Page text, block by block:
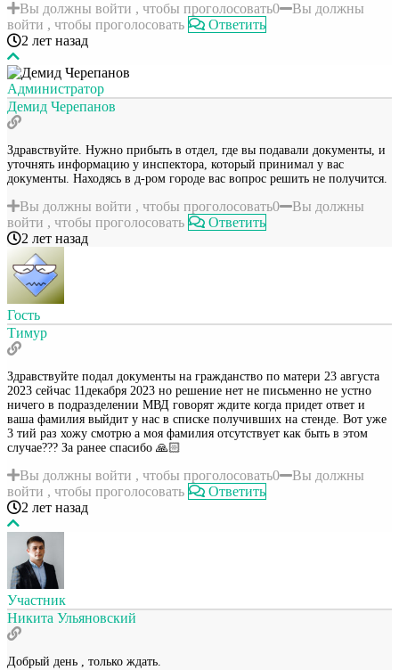
Вы должны войти , чтобы проголосовать0
Вы должны
войти , чтобы проголосовать
Ответить
2 лет назад
Администратор
Демид Черепанов
Здравствуйте. Нужно прибыть в отдел, где вы подавали документы, и
уточнять информацию у инспектора, который принимал у вас
документы. Находясь в д-ром городе вас вопрос решить не получится.
Вы должны войти , чтобы проголосовать0
Вы должны
войти , чтобы проголосовать
Ответить
2 лет назад
Гость
Тимур
Здравствуйте подал документы на гражданство по матери 23 августа
2023 сейчас 11декабря 2023 но решение нет не письменно не устно
ничего в подразделении МВД говорят ждите когда придет ответ и
ваша фамилия выйдит у нас в списке получивших на стенде. Вот уже
3 тий раз хожу смотрю а моя фамилия отсутствует как быть в этом
случае??? За ранее спасибо 🙏🏻
Вы должны войти , чтобы проголосовать0
Вы должны
войти , чтобы проголосовать
Ответить
2 лет назад
Участник
Никита Ульяновский
Добрый день , только ждать.